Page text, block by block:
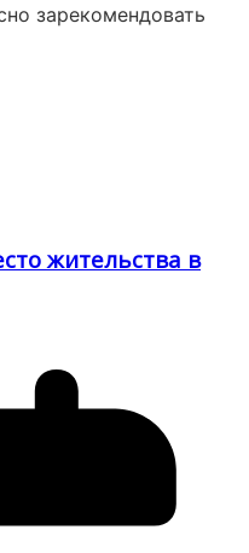
зарекомендовать
жительства в